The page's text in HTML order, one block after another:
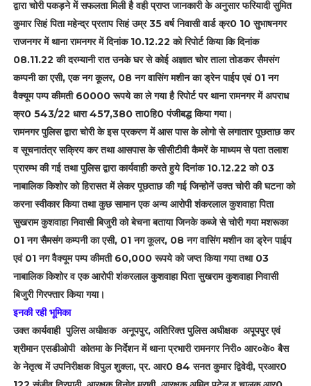
द्वारा चोरी पकड़ने में सफलता मिली है वही प्राप्त जानकारी के अनुसार फरियादी सुमित
कुमार सिहं पिता महेन्द्र प्रताप सिहं उम्र 35 वर्ष निवासी वार्ड क्र0 10 सुभाषनगर
राजनगर में थाना रामनगर में दिनांक 10.12.22 को रिपोर्ट किया कि दिनांक
08.11.22 की दरम्यानी रात उनके घर से कोई अज्ञात चोर ताला तोडकर सैमसंग
कम्पनी का एसी, एक नग कूलर, 08 नग वासिंग मशीन का ड्रेन पाईप एवं 01 नग
वैक्यूम पम्प कीमती 60000 रूपये का ले गया है रिपोर्ट पर थाना रामनगर में अपराध
क्र0 543/22 धारा 457,380 ता0हि0 पंजीबद्ध किया गया।
रामनगर पुलिस द्वारा चोरी के इस प्रकरण में आस पास के लोगो से लगातार पूछताछ कर
व सूचनातंत्र सक्रिय कर तथा आसपास के सीसीटीवी कैमरें के माध्यम से पता तलाश
प्रारम्भ की गई तथा पुलिस द्वारा कार्यवाही करते हुये दिनांक 10.12.22 को 03
नाबालिक किशोर को हिरासत में लेकर पूछताछ की गई जिन्होनें उक्त चोरी की घटना को
करना स्वीकार किया तथा कुछ सामान एक अन्य आरोपी शंकरलाल कुशवाहा पिता
सुखराम कुशवाहा निवासी बिजुरी को बेचना बताया जिनके कब्जे से चोरी गया मशरूका
01 नग सैमसंग कम्पनी का एसी, 01 नग कूलर, 08 नग वासिंग मशीन का ड्रेन पाईप
एवं 01 नग वैक्यूम पम्प कीमती 60,000 रूपये को जप्त किया गया तथा 03
नाबालिक किशोर व एक आरोपी शंकरलाल कुशवाहा पिता सुखराम कुशवाहा निवासी
बिजुरी गिरफ्तार किया गया।
इनकी रही भूमिका
उक्त कार्यवाही पुलिस अधीक्षक अनूपपुर, अतिरिक्त पुलिस अधीक्षक अपूपपुर एवं
श्रीमान एसडीओपी कोतमा के निर्देशन में थाना प्रभारी रामनगर निरी० आर०के० बैस
के नेतृत्व में उपनिरीक्षक विपुल शुक्ला, प्र. आर0 84 सनत कुमार द्विवेदी, प्रआर0